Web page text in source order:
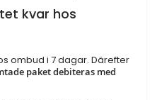
kvar hos
ombud i 7 dagar. Därefter
paket debiteras med